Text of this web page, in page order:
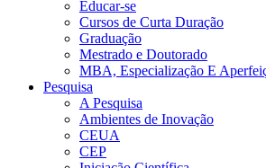
Educar-se
Cursos de Curta Duração
Graduação
Mestrado e Doutorado
MBA, Especialização E
Pesquisa
A Pesquisa
Ambientes de Inovação
CEUA
CEP